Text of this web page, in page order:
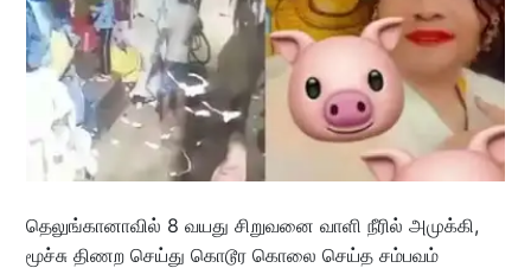
தெலுங்கானாவில் 8 வயது சிறுவனை வாளி நீரில் அமுக்கி,
மூச்சு திணற செய்து கொடூர கொலை செய்த சம்பவம்